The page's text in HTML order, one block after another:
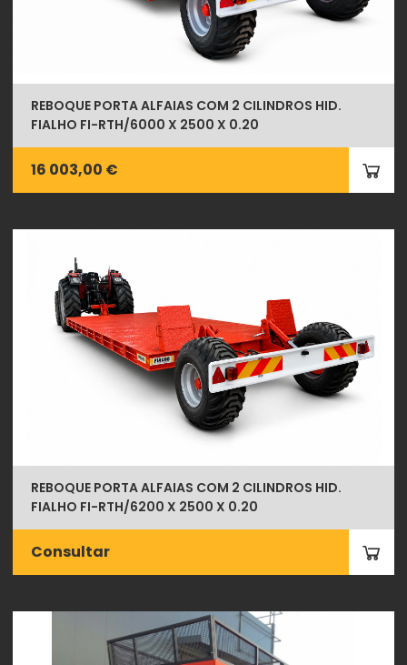
REBOQUE PORTA ALFAIAS COM 2 CILINDROS HID.
FIALHO FI-RTH/6000 X 2500 X 0.20
16 003,00 €
REBOQUE PORTA ALFAIAS COM 2 CILINDROS HID.
FIALHO FI-RTH/6200 X 2500 X 0.20
Consultar